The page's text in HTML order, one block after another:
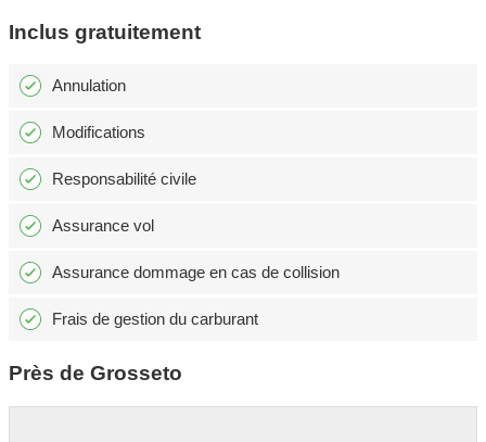
Inclus gratuitement
Annulation
Modifications
Responsabilité civile
Assurance vol
Assurance dommage en cas de collision
Frais de gestion du carburant
Près de Grosseto